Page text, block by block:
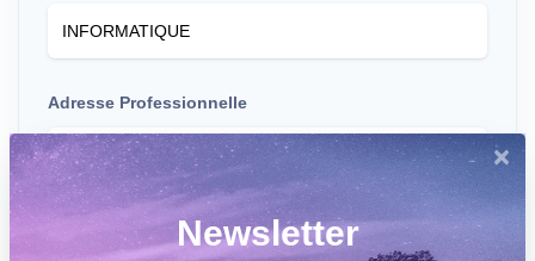
Adresse Professionnelle
×
Newsletter